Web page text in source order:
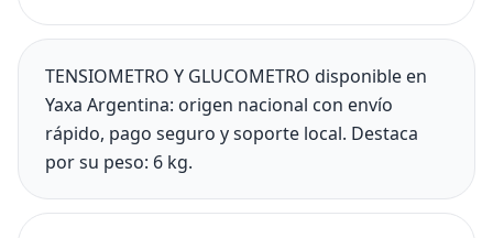
TENSIOMETRO Y GLUCOMETRO disponible en
Yaxa Argentina: origen nacional con envío
rápido, pago seguro y soporte local. Destaca
por su peso: 6 kg.